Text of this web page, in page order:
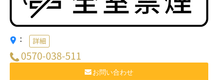
： 詳細
0570-038-511
お問い合わせ